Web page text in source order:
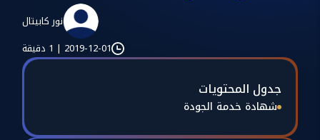
نور كابيتال
2019-12-01
| 1 دقيقة
جدول المحتويات
شهادة خدمة الجودة